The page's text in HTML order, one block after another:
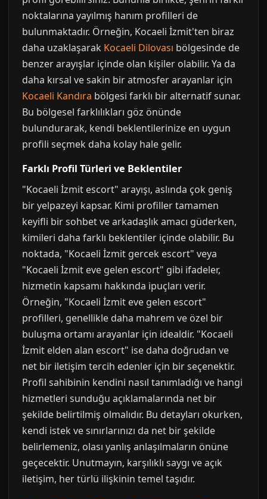
noktalarına yayılmış hanım profilleri de
bulunmaktadır. Örneğin, Kocaeli İzmit'ten biraz
daha uzaklaşarak Kocaeli Dilovası bölgesinde de
benzer arayışlar içinde olan kişiler olabilir. Ya da
daha kırsal ve sakin bir atmosfer arayanlar için
Kocaeli Kandıra bölgesi farklı bir alternatif sunar.
Bu bölgesel farklılıkları göz önünde
bulundurarak, kendi beklentilerinize en uygun
profili seçmek daha kolay hale gelir.
Farklı Profil Türleri ve Beklentiler
"Kocaeli İzmit escort" arayışı, aslında çok geniş
bir yelpazeyi kapsar. Kimi profiller tamamen
keyifli bir sohbet ve arkadaşlık amacı güderken,
kimileri daha farklı beklentiler içinde olabilir. Bu
noktada, "Kocaeli İzmit gercek escort" veya
"Kocaeli İzmit eve gelen escort" gibi ifadeler,
hizmetin kapsamı hakkında ipuçları verir.
Örneğin, "Kocaeli İzmit eve gelen escort"
profilleri, genellikle daha mahrem ve özel bir
buluşma ortamı arayanlar için idealdir. "Kocaeli
İzmit elden alan escort" ise daha doğrudan ve
net bir iletişim tercih edenler için bir seçenektir.
Profil sahibinin kendini nasıl tanımladığı ve hangi
hizmetleri sunduğu açıklamalarında net bir
şekilde belirtilmiş olmalıdır. Bu detayları okurken,
kendi istek ve sınırlarınızı da net bir şekilde
belirlemeniz, olası yanlış anlaşılmaların önüne
geçecektir. Unutmayın, karşılıklı saygı ve açık
iletişim, her türlü ilişkinin temel taşıdır.